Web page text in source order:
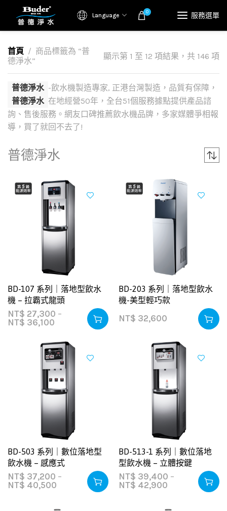
Language 0 服務選單
首頁
商品標籤為 “普
德淨水”
顯示第 1 至 12 項結果，共 146 項
普德淨水 -飲水機製造專家, 正港台灣製造，品質有保障，
普德淨水 在地經營50年，全台51個服務據點提供產品諮
詢、售後服務。網友口碑推薦飲水機品牌，多家媒體爭相報
導，買了就回不去了!
普德淨水
BD-107 系列｜落地型飲水
機 – 拉霸式龍頭
NT$ 27,300 –
NT$ 36,100
BD-203 系列｜落地型飲水
機-美型輕巧款
NT$ 32,600
BD-503 系列｜數位落地型
飲水機 – 感應式
NT$ 37,200 –
NT$ 40,500
BD-513-1 系列｜數位落地
型飲水機 – 立體按鍵
NT$ 39,400 –
NT$ 42,900